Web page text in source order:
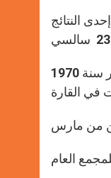
النتائج
ووفقاً لبيان صدر عن المجمع ، يأتي هذا المشروع على غرار “مشروع افريقيا”، الذي اطلقه السالسيون في اواخر سنة 1970